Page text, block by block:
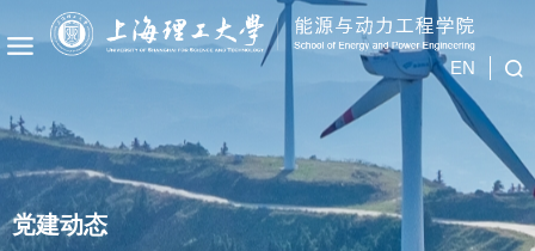
EN
党建动态